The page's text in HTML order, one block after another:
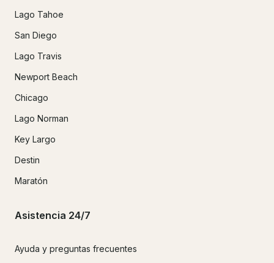
Lago Tahoe
San Diego
Lago Travis
Newport Beach
Chicago
Lago Norman
Key Largo
Destin
Maratón
Asistencia 24/7
Ayuda y preguntas frecuentes